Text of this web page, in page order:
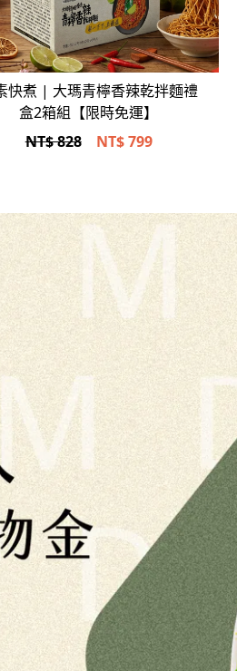
立即選購
快煮 | 大瑪青檸香辣乾拌麵禮
盒2箱組【限時免運】
NT$ 828
NT$799